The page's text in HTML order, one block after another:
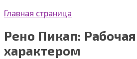
Главная страница
Рено Пикап:
характером